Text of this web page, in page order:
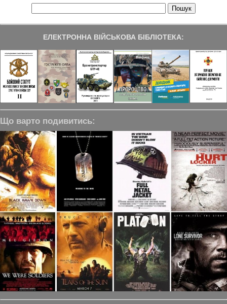
ЕЛЕКТРОННА ВІЙСЬКОВА БІБЛІОТЕКА:
Що варто подивитись: